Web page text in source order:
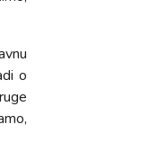
o